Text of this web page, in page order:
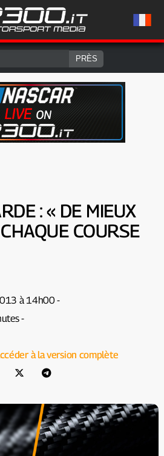
: « DE MIEUX
COURSE
à 14h00 -
-
à la version complète